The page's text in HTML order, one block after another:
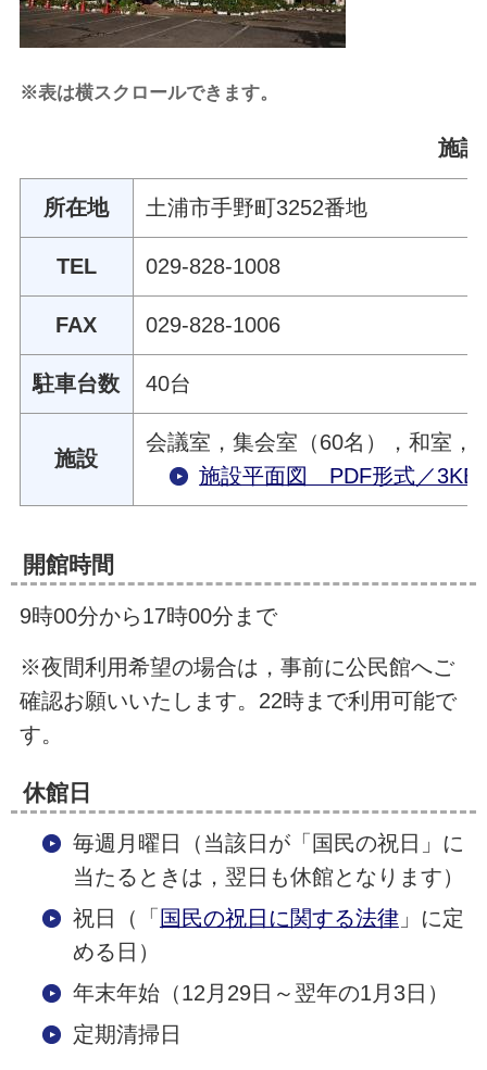
※表は横スクロールできます。
施設
所在地 土浦市手野町3252番地
TEL 029-828-1008
FAX 029-828-1006
駐車台数 40台
施設
会議室，集会室（60名），和室，
施設平面図 PDF形式／3KB
開館時間
9時00分から17時00分まで
※夜間利用希望の場合は，事前に公民館へご
確認お願いいたします。22時まで利用可能で
す。
休館日
毎週月曜日（当該日が「国民の祝日」に
当たるときは，翌日も休館となります）
祝日（「 国民の祝日に関する法律」に定
める日）
年末年始（12月29日～翌年の1月3日）
定期清掃日